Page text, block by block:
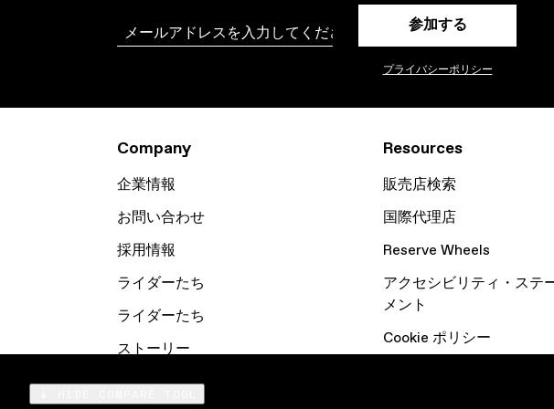
Compare
Email 参加する
プライバシーポリシー
Company
企業情報
お問い合わせ
採用情報
ライダーたち
ライダーたち
ストーリー
メールマガジン
Resources
販売店検索
国際代理店
Reserve Wheels
アクセシビリティ・ステ
メント
Cookie ポリシー